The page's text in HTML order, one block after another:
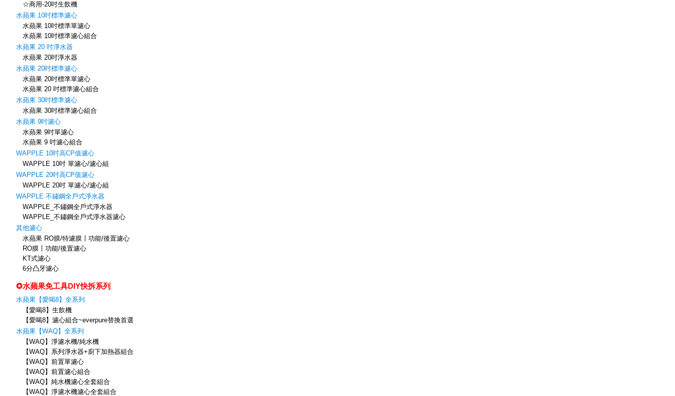
☆商用-20吋生飲機
水蘋果 10吋標準濾心
水蘋果 10吋標準單濾心
水蘋果 10吋標準濾心組合
水蘋果 20 吋淨水器
水蘋果 20吋淨水器
水蘋果 20吋標準濾心
水蘋果 20吋標準單濾心
水蘋果 20 吋標準濾心組合
水蘋果 30吋標準濾心
水蘋果 30吋標準濾心組合
水蘋果 9吋濾心
水蘋果 9吋單濾心
水蘋果 9 吋濾心組合
WAPPLE 10吋高CP值濾心
WAPPLE 10吋 單濾心/濾心組
WAPPLE 20吋高CP值濾心
WAPPLE 20吋 單濾心/濾心組
WAPPLE 不鏽鋼全戶式淨水器
WAPPLE_不鏽鋼全戶式淨水器
WAPPLE_不鏽鋼全戶式淨水器濾心
其他濾心
水蘋果 RO膜/特濾膜〡功能/後置濾心
RO膜〡功能/後置濾心
KT式濾心
6分凸牙濾心
✪水蘋果免工具DIY快拆系列
水蘋果【愛喝8】全系列
【愛喝8】生飲機
【愛喝8】濾心組合~everpure替換首選
水蘋果【WAQ】全系列
【WAQ】淨濾水機/純水機
【WAQ】系列淨水器+廚下加熱器組合
【WAQ】前置單濾心
【WAQ】前置濾心組合
【WAQ】純水機濾心全套組合
【WAQ】淨濾水機濾心全套組合